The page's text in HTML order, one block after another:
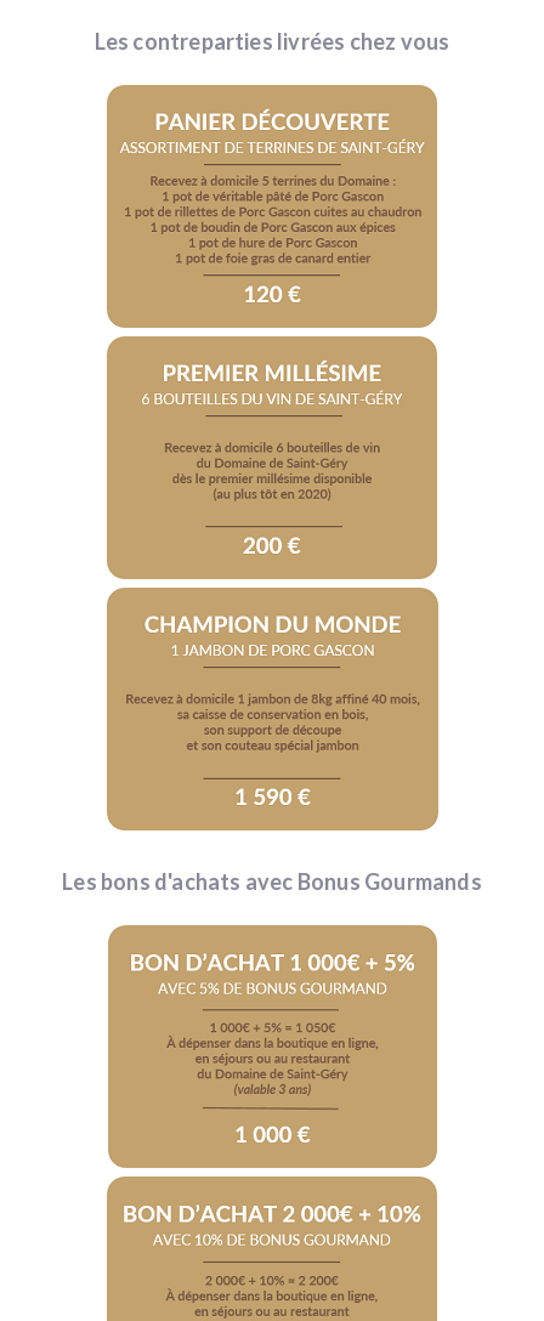
Les contreparties livrées chez vous
Les bons d'achats avec Bonus Gourmands